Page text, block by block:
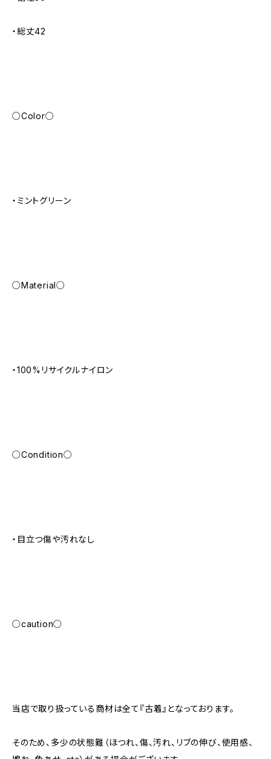
・総丈42
○Color○
・ミントグリーン
○Material○
・100%リサイクルナイロン
○Condition○
・目立つ傷や汚れなし
○caution○
当店で取り扱っている商材は全て『古着』となっております。
そのため、多少の状態難（ほつれ、傷、汚れ、リブの伸び、使用感、